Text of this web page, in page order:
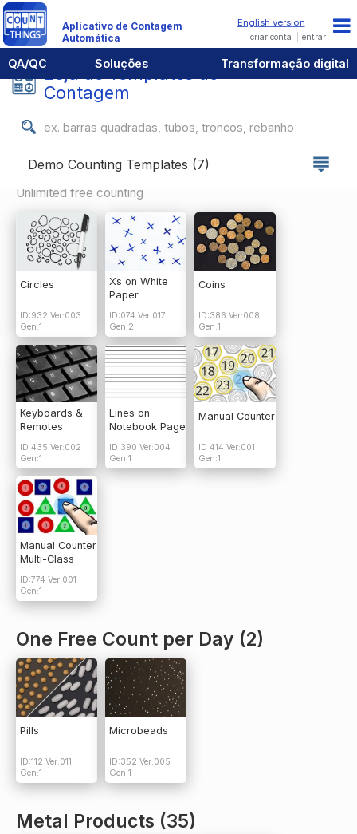
Aplicativo de Contagem
Automática
criar conta entrar
QA/QC Soluções Transformação digital
Loja de Templates de
Contagem
Demo Counting Templates (7)
Unlimited free counting
Circles
ID:932 Ver:003
Gen:1
Xs on White
Paper
ID:074 Ver:017
Gen:2
Coins
ID:386 Ver:008
Gen:1
Keyboards &
Remotes
ID:435 Ver:002
Gen:1
Lines on
Notebook Page
ID:390 Ver:004
Gen:1
Manual Counter
ID:414 Ver:001
Gen:1
Manual Counter
Multi-Class
ID:774 Ver:001
Gen:1
One Free Count per Day (2)
Pills
ID:112 Ver:011
Gen:1
Microbeads
ID:352 Ver:005
Gen:1
Metal Products (35)